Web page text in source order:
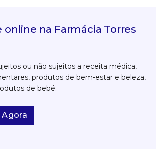
online na Farmácia Torres
ou não sujeitos a receita médica,
produtos de bem-estar e beleza,
de bebé.
Agora